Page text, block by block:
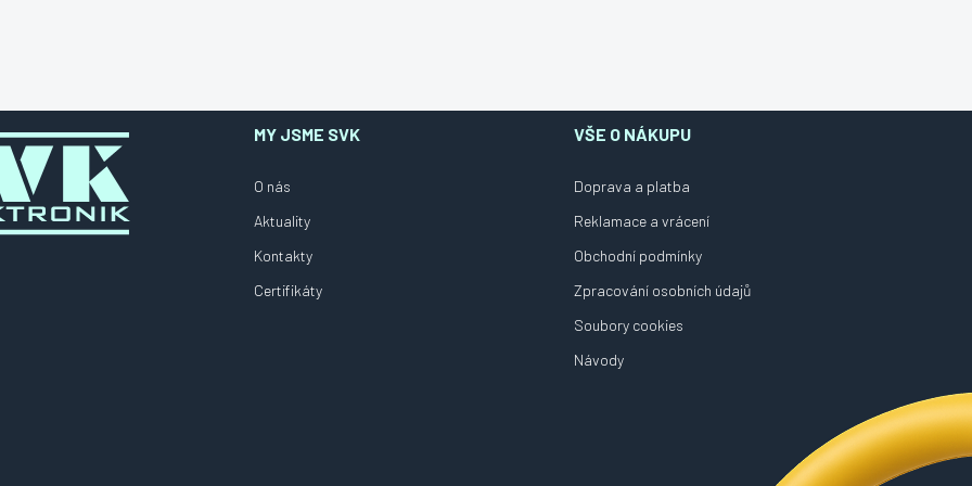
MY JSME SVK
O nás
Aktuality
Kontakty
Certifikáty
VŠE O NÁKUPU
Doprava a platba
Reklamace a vrácení
Obchodní podmínky
Zpracování osobních údajů
Soubory cookies
Návody